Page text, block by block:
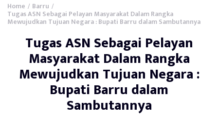
Home / Barru /
Tugas ASN Sebagai Pelayan Masyarakat Dalam Rangka
Mewujudkan Tujuan Negara : Bupati Barru dalam Sambutannya
Tugas ASN Sebagai Pelayan
Masyarakat Dalam Rangka
Mewujudkan Tujuan Negara :
Bupati Barru dalam
Sambutannya